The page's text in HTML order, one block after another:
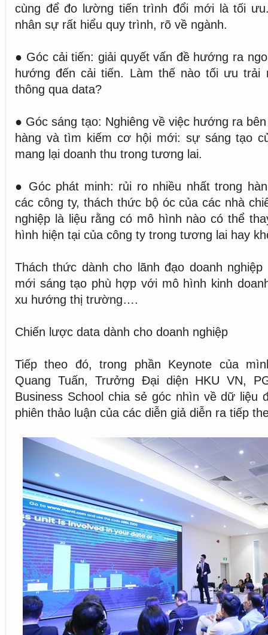
cùng để đo lường tiến trình đổi mới là tối
nhân sự rất hiểu quy trình, rõ về ngành.
● Góc cải tiến: giải quyết vấn đề hướng ra
hướng đến cải tiến. Làm thế nào tối ưu trải
thông qua data?
● Góc sáng tạo: Nghiêng về việc hướng ra
hàng và tìm kiếm cơ hội mới: sự sáng tạo
mang lại doanh thu trong tương lai.
● Góc phát minh: rủi ro nhiều nhất trong
các công ty, thách thức bộ óc của các nhà
nghiệp là liệu rằng có mô hình nào có thể
hình hiện tại của công ty trong tương lai hay
Thách thức dành cho lãnh đạo doanh
mới sáng tạo phù hợp với mô hình kinh
xu hướng thị trường….
Chiến lược data dành cho doanh nghiệp
Tiếp theo đó, trong phần Keynote của
Quang Tuấn, Trưởng Đại diện HKU VN,
Business School chia sẻ góc nhìn về dữ liệu
phiên thảo luận của các diễn giả diễn ra tiếp